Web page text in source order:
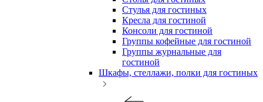
Стулья для гостиных
Кресла для гостиной
Консоли для гостиной
Группы кофейные для гостиной
Группы журнальные для
гостиной
Шкафы, стеллажи, полки для гостиных